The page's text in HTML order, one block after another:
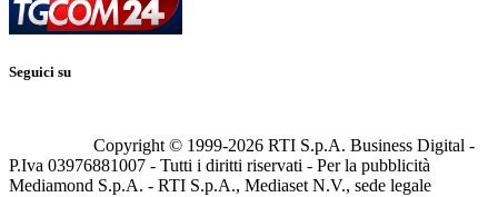
Seguici su
Copyright © 1999-2026 RTI S.p.A. Business Digital -
P.Iva 03976881007 - Tutti i diritti riservati - Per la pubblicità
Mediamond S.p.A. - RTI S.p.A., Mediaset N.V., sede legale